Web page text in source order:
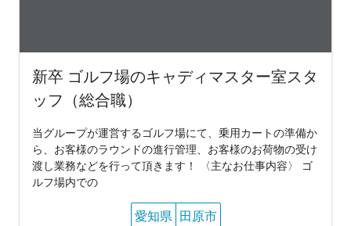
新卒 ゴルフ場のキャディマスター室スタ
ッフ（総合職）
当グループが運営するゴルフ場にて、乗用カートの準備か
ら、お客様のラウンドの進行管理、お客様のお荷物の受け
渡し業務などを行って頂きます！ 〈主なお仕事内容〉 ゴ
ルフ場内での
愛知県 田原市